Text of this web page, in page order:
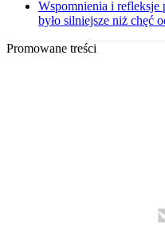
Wspomnienia i refleksje
było silniejsze niż chęć
Promowane treści